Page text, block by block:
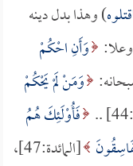
) وهذا بدل دينه
وَأَنِ احْكُمْ
وَمَنْ لَمْ يَحْكُمْ
فَأُوْلَئِكَ هُمُ
[المائدة:47]،